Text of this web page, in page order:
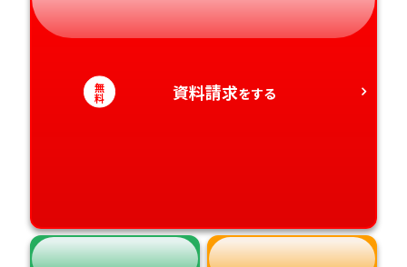
静岡県
和歌山県
徳島県
大分県
無
料 資料請求をする